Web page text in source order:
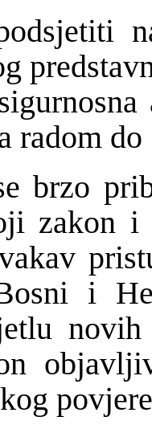
radom
brzo
zakon i
i